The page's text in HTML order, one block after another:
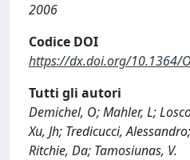
2006
Codice DOI
https://dx.doi.org/10.1364/
Tutti gli autori
Demichel, O; Mahler, L;
Xu, Jh; Tredicucci,
Ritchie, Da; Tamosiunas, V.